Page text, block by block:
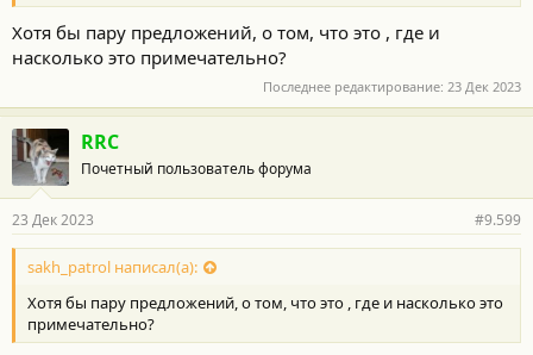
Хотя бы пару предложений, о том, что это , где и
насколько это примечательно?
Последнее редактирование: 23 Дек 2023
RRC
Почетный пользователь форума
23 Дек 2023 #9.599
sakh_patrol написал(а):
Хотя бы пару предложений, о том, что это , где и насколько это
примечательно?